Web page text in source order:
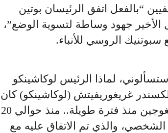
“بالفعل اتفق الرئيسان بوتين
الأخير جهود وساطة لتسوية الوضع”،
الروسي للأنباء.
لماذا الرئيس لوكاشينكو
غريغوريفيتش (لوكاشينكو) كان
على معرفة شخصية ببريغوجين منذ فترة طويلة.. منذ حوالي 20
الشخصي، والذي تم الاتفاق عليه مع